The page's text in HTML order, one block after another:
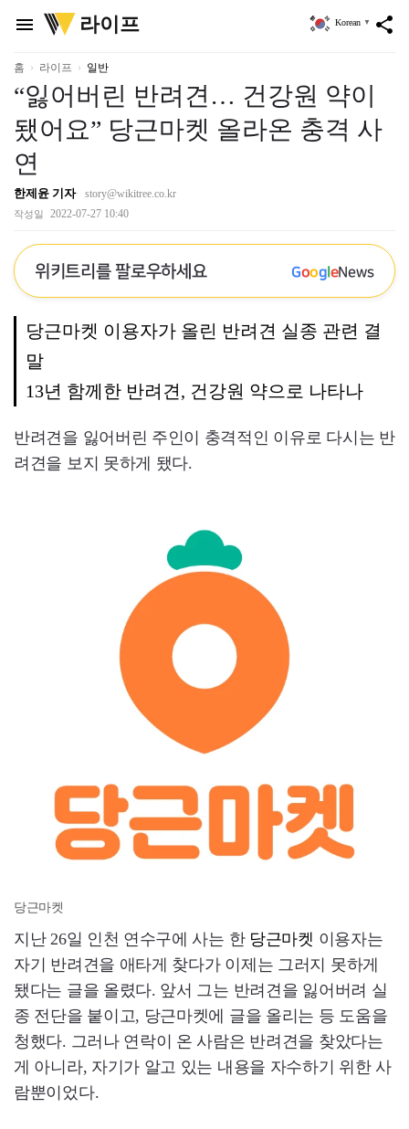
menu
위
키
리
라이프 share
Korean ▼
홈 라이프 일반
“잃어버린 반려견… 건강원 약이
됐어요” 당근마켓 올라온 충격 사
연
한제윤 기자 story@wikitree.co.kr
작성일 2022-07-27 10:40
위키트리를 팔로우하세요 GoogleNews
당근마켓 이용자가 올린 반려견 실종 관련 결
말
13년 함께한 반려견, 건강원 약으로 나타나
반려견을 잃어버린 주인이 충격적인 이유로 다시는 반
려견을 보지 못하게 됐다.
당근마켓
지난 26일 인천 연수구에 사는 한 당근마켓 이용자는
자기 반려견을 애타게 찾다가 이제는 그러지 못하게
됐다는 글을 올렸다. 앞서 그는 반려견을 잃어버려 실
종 전단을 붙이고, 당근마켓에 글을 올리는 등 도움을
청했다. 그러나 연락이 온 사람은 반려견을 찾았다는
게 아니라, 자기가 알고 있는 내용을 자수하기 위한 사
람뿐이었다.